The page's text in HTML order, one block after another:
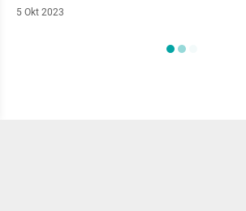
5 Okt 2023